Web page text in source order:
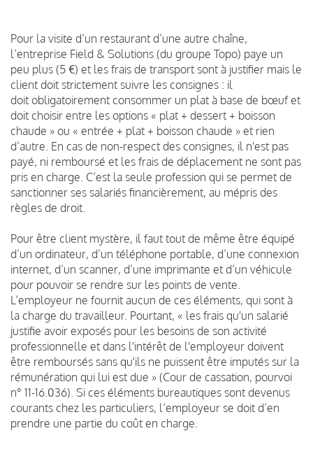
Pour la visite d’un restaurant d’une autre chaîne,
l’entreprise Field & Solutions (du groupe Topo) paye un
peu plus (5 €) et les frais de transport sont à justifier mais le
client doit strictement suivre les consignes : il
doit obligatoirement consommer un plat à base de bœuf et
doit choisir entre les options « plat + dessert + boisson
chaude » ou « entrée + plat + boisson chaude » et rien
d’autre. En cas de non-respect des consignes, il n'est pas
payé, ni remboursé et les frais de déplacement ne sont pas
pris en charge. C’est la seule profession qui se permet de
sanctionner ses salariés financièrement, au mépris des
règles de droit.
Pour être client mystère, il faut tout de même être équipé
d’un ordinateur, d’un téléphone portable, d’une connexion
internet, d’un scanner, d’une imprimante et d’un véhicule
pour pouvoir se rendre sur les points de vente.
L’employeur ne fournit aucun de ces éléments, qui sont à
la charge du travailleur. Pourtant, « les frais qu'un salarié
justifie avoir exposés pour les besoins de son activité
professionnelle et dans l'intérêt de l'employeur doivent
être remboursés sans qu'ils ne puissent être imputés sur la
rémunération qui lui est due » (Cour de cassation, pourvoi
n° 11-16.036). Si ces éléments bureautiques sont devenus
courants chez les particuliers, l’employeur se doit d’en
prendre une partie du coût en charge.